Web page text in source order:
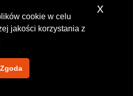
cookie w celu
jakości korzystania z
Zgoda
x